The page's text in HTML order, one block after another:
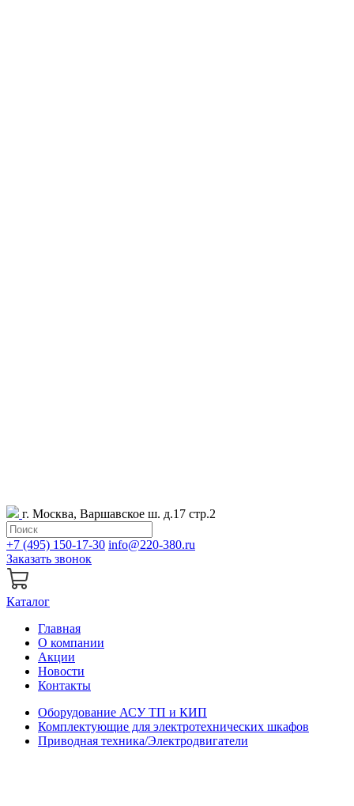
г. Москва, Варшавское ш. д.17 стр.2
+7 (495) 150-17-30 info@220-380.ru
Заказать звонок
Каталог
Главная
О компании
Акции
Новости
Контакты
Оборудование АСУ ТП и КИП
Комплектующие для электротехнических шкафов
Приводная техника/Электродвигатели